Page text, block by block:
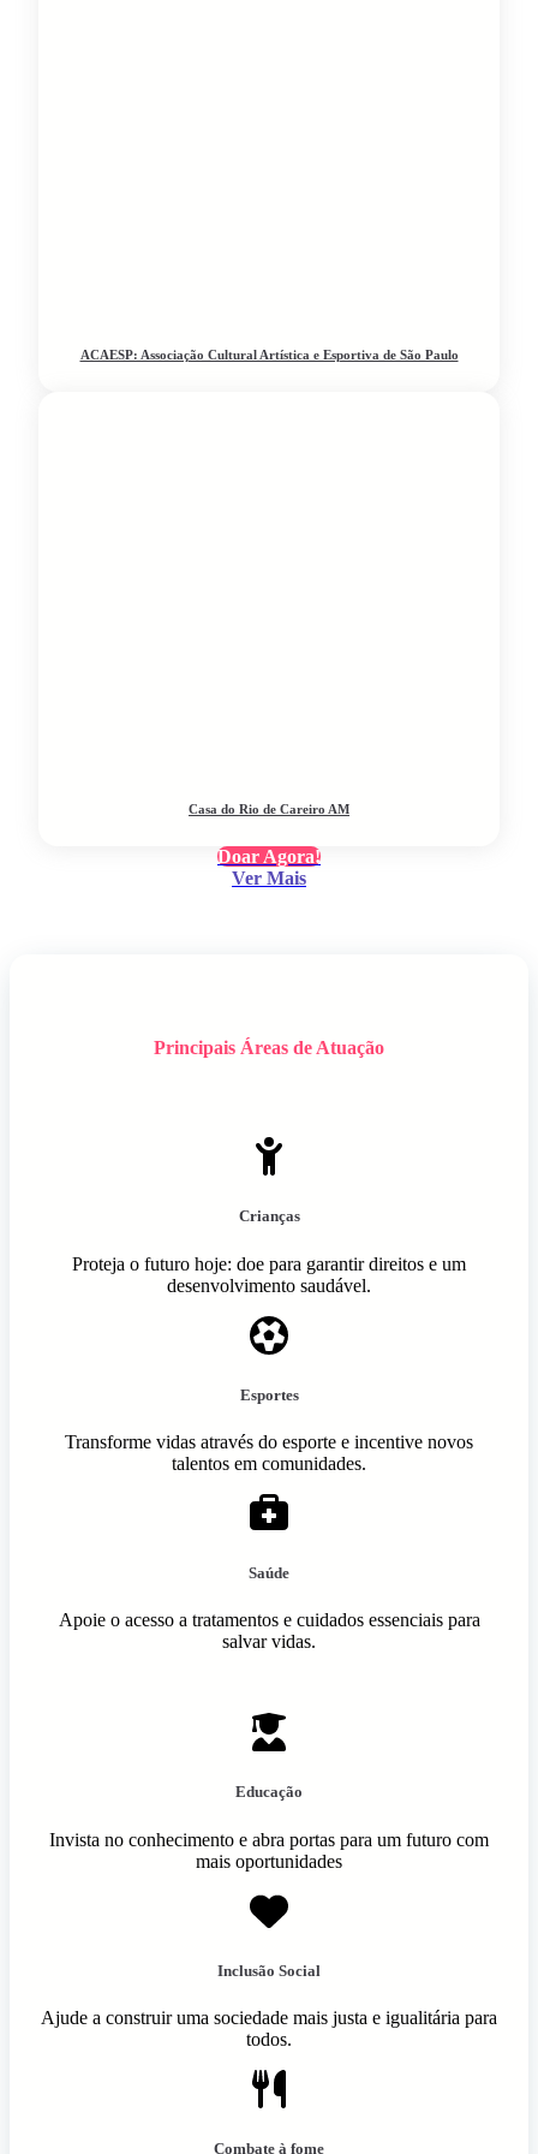
ACAESP: Associação Cultural Artística e Esportiva de São Paulo
Casa do Rio de Careiro AM
Doar Agora!
Ver Mais
Principais Áreas de Atuação
Crianças
Proteja o futuro hoje: doe para garantir direitos e um
desenvolvimento saudável.
Esportes
Transforme vidas através do esporte e incentive novos
talentos em comunidades.
Saúde
Apoie o acesso a tratamentos e cuidados essenciais para
salvar vidas.
Educação
Invista no conhecimento e abra portas para um futuro com
mais oportunidades
Inclusão Social
Ajude a construir uma sociedade mais justa e igualitária para
todos.
Combate à fome